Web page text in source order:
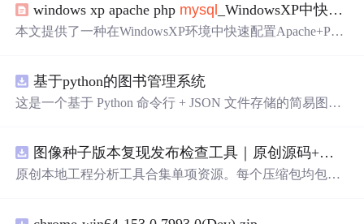
or MySQL备份数据库的具体步骤。
windows xp apache php mysql _WindowsXP中快速配置Apache+PHP5+
本文提供了一种在WindowsXP环境中快速配置Apache+PHP
基于python的图书管理系统
这是一个基于 Python 命令行 + JSON 文件存储的简易图书
添加、删除、修改、搜索（按书名/作者/ISBN），每本书
记录馆藏总数和当前可借数量。 学生管理：支持学生信息
图像种子版本复现发布检查工具｜原创源码+测试+离线报告
原创本地工程分析工具合集单项资源。每个压缩包均包含